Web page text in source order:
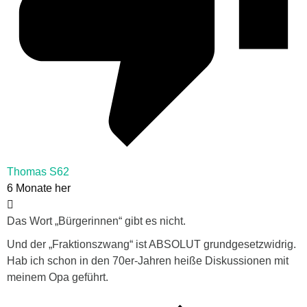
Thomas S62
6 Monate her
Das Wort „Bürgerinnen“ gibt es nicht.
Und der „Fraktionszwang“ ist ABSOLUT grundgesetzwidrig.
Hab ich schon in den 70er-Jahren heiße Diskussionen mit
meinem Opa geführt.